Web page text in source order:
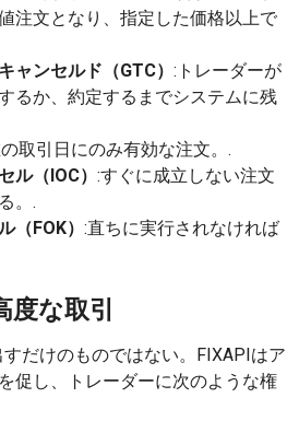
注文となり、指定した価格以上で
ャンセルド（GTC） :トレーダーが
るか、約定するまでシステムに残
取引日にのみ有効な注文。.
ル（IOC） :すぐに成立しない注文
。.
（FOK） :直ちに実行されなければ
な取引
だけのものではない。FIXAPIはア
促し、トレーダーに次のような権